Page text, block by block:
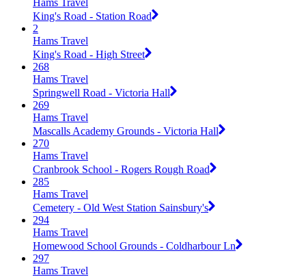
Hams Travel
King's Road - Station Road
2
Hams Travel
King's Road - High Street
268
Hams Travel
Springwell Road - Victoria Hall
269
Hams Travel
Mascalls Academy Grounds - Victoria Hall
270
Hams Travel
Cranbrook School - Rogers Rough Road
285
Hams Travel
Cemetery - Old West Station Sainsbury's
294
Hams Travel
Homewood School Grounds - Coldharbour Ln
297
Hams Travel